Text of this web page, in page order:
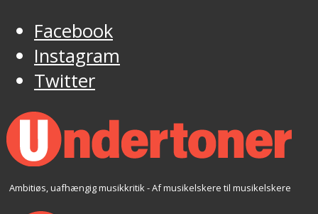
Facebook
Instagram
Twitter
Ambitiøs, uafhængig musikkritik - Af musikelskere til musikelskere